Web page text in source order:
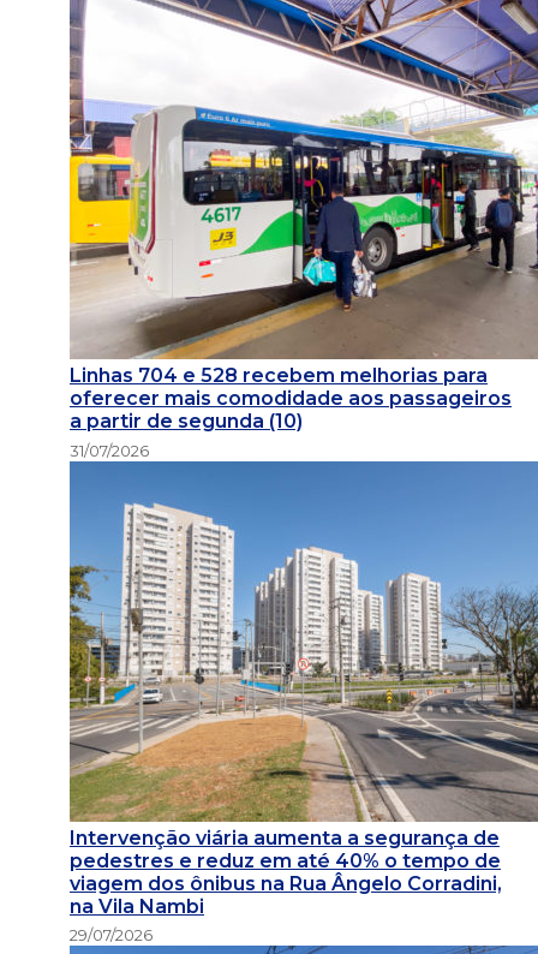
Linhas 704 e 528 recebem melhorias para
oferecer mais comodidade aos passageiros
a partir de segunda (10)
31/07/2026
Intervenção viária aumenta a segurança de
pedestres e reduz em até 40% o tempo de
viagem dos ônibus na Rua Ângelo Corradini,
na Vila Nambi
29/07/2026